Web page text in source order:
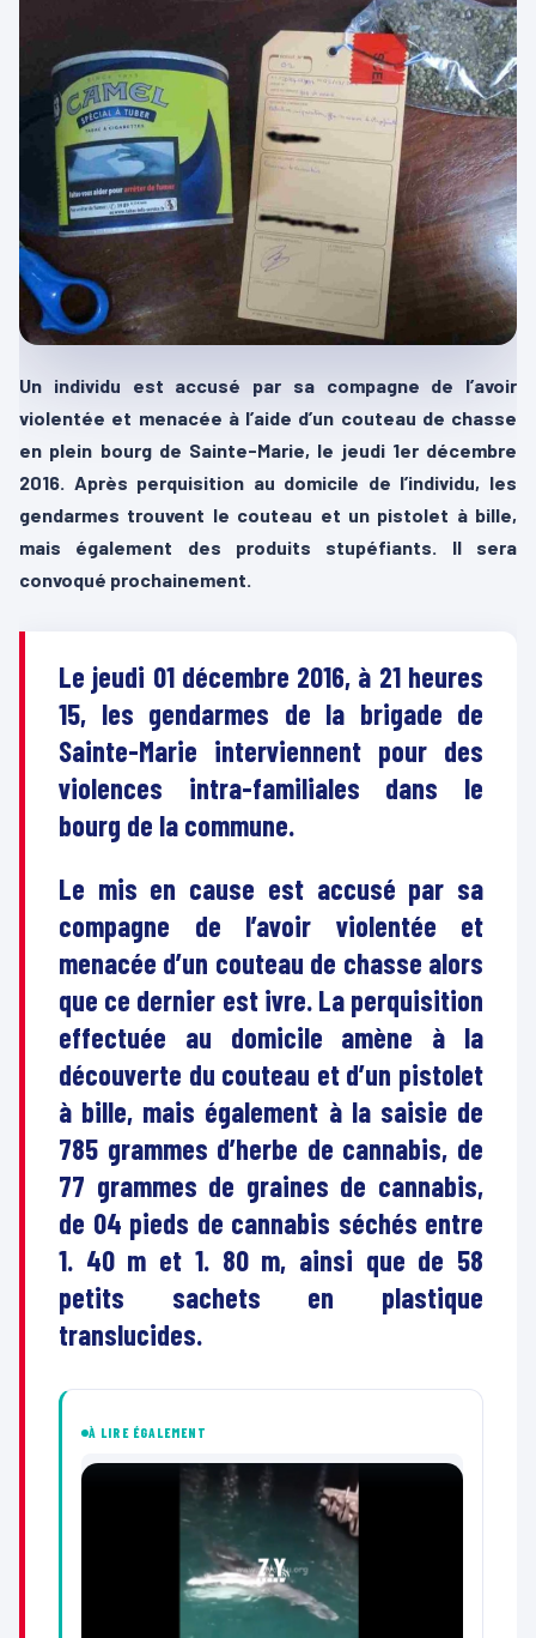
Un individu est accusé par sa compagne de l’avoir
violentée et menacée à l’aide d’un couteau de chasse
en plein bourg de Sainte-Marie, le jeudi 1er décembre
2016. Après perquisition au domicile de l’individu, les
gendarmes trouvent le couteau et un pistolet à bille,
mais également des produits stupéfiants. Il sera
convoqué prochainement.
Le jeudi 01 décembre 2016, à 21 heures
15, les gendarmes de la brigade de
Sainte-Marie interviennent pour des
violences intra-familiales dans le
bourg de la commune.
Le mis en cause est accusé par sa
compagne de l’avoir violentée et
menacée d’un couteau de chasse alors
que ce dernier est ivre. La perquisition
effectuée au domicile amène à la
découverte du couteau et d’un pistolet
à bille, mais également à la saisie de
785 grammes d’herbe de cannabis, de
77 grammes de graines de cannabis,
de 04 pieds de cannabis séchés entre
1. 40 m et 1. 80 m, ainsi que de 58
petits sachets en plastique
translucides.
À LIRE ÉGALEMENT